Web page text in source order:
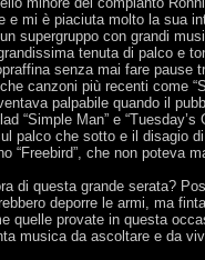
e mi è piaciuta molto la sua
supergruppo con grandi
tenuta di palco e
senza mai fare pause
canzoni più recenti come
palpabile quando il
“Simple Man” e
palco che sotto e il disagio
“Freebird”, che non poteva
di questa grande serata?
deporre le armi, ma
quelle provate in questa
musica da ascoltare e da